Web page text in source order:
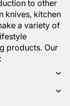
to other
knives, kitchen
a variety of
products. Our